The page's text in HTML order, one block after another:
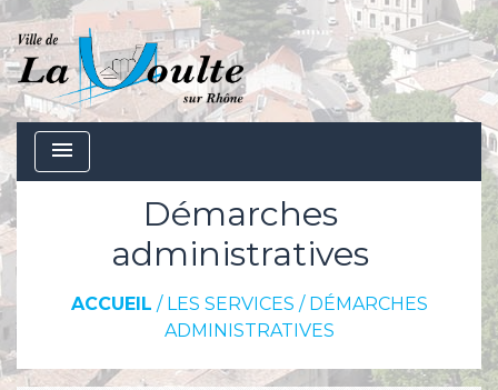
menu
Démarches
administratives
ACCUEIL / LES SERVICES / DÉMARCHES
ADMINISTRATIVES